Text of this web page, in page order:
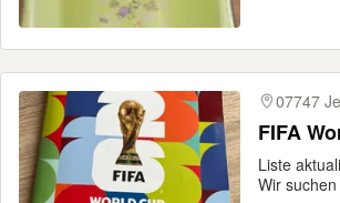
07747
FIFA
Liste
Wir